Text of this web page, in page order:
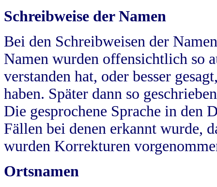
Schreibweise der Namen
Bei den Schreibweisen der
Namen wurden offensichtlich so
verstanden hat, oder besser
haben. Später dann so
Die gesprochene Sprache in
Fällen bei denen erkannt wurde,
wurden Korrekturen
Ortsnamen